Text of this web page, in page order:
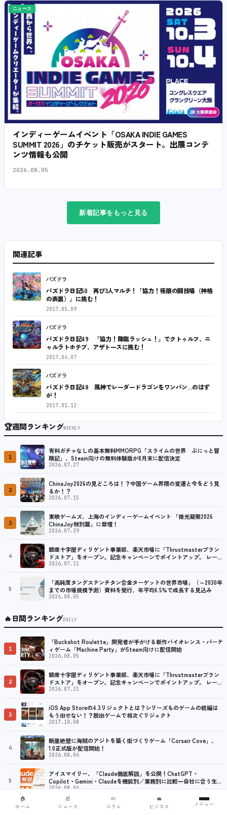
ニュース
インディーゲームイベント「OSAKA INDIE GAMES
SUMMIT 2026」のチケット販売がスタート。出展コンテ
ンツ情報も公開
2026.08.05
新着記事をもっと見る
関連記事
パズドラ
パズドラ日記50 再び3人マルチ！「協力！極限の闘技場（神格
の表裏）」に挑む！
2017.05.09
パズドラ
パズドラ日記49 「協力！降臨ラッシュ！」でクトゥルフ、ニ
ャルラトホテプ、アザトースに挑む！
2017.04.07
パズドラ
パズドラ日記48 風神でレーダードラゴンをワンパン…のはず
が！
2017.01.12
🏆週間ランキングWEEKLY
1
有料ガチャなしの基本無料MMORPG「スライムの世界 ぷにっと冒
険記」、Steam向けの無料体験版が8月末に配信決定
2026.07.27
2
ChinaJoy2026の見どころは！？中国ゲーム界隈の変遷と今をどう見
るか！？
2026.07.15
3
東映ゲームズ、上海のインディーゲームイベント 「微光凝聚2026
ChinaJoy特別篇」に登壇！
2026.07.29
4
銀座十字屋ディリゲント事業部、楽天市場に「Thrustmasterブラン
ドストア」をオープン。記念キャンペーンでポイントアップ。 レーシ
ング／フライトシム向けコントローラーを中心に、幅広くラインナッ
2026.07.31
5
「高純度タングステンチタン合金ターゲットの世界市場」（～2030年
までの市場規模予測）資料を発行、年平均6.5%で成長する見込み
2026.08.05
🔥日間ランキングDAILY
1
「Buckshot Roulette」開発者が手がける新作バイオレンス・パーテ
ィゲーム「Machine Party」がSteam向けに配信開始
2026.08.05
2
銀座十字屋ディリゲント事業部、楽天市場に「Thrustmasterブラン
ドストア」をオープン。記念キャンペーンでポイントアップ。 レーシ
ング／フライトシム向けコントローラーを中心に、幅広くラインナッ
2026.07.31
3
iOS App Storeの4.3リジェクトとは？シリーズものゲームの続編は
もう出せない！？脱出ゲームで相次ぐリジェクト
2017.10.08
4
断崖絶壁に海賊のアジトを築く街づくりゲーム「Corsair Cove」、
1.0正式版が配信開始！
2026.08.06
5
アイスマイリー、「Claude徹底解説」を公開！ChatGPT・
Copilot・Gemini・Claudeを機能別／業務別に比較―自社に合う生成
AIの選び方がわかる実践ガイド
2026.08.06
SQOOL のゲーム
🏠
ホーム
📰
ニュース
✏️
コラム
💼
ビジネス
メニュー